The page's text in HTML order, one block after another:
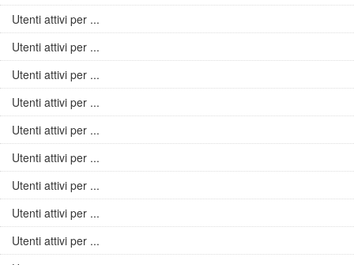
Utenti attivi per ...
Utenti attivi per ...
Utenti attivi per ...
Utenti attivi per ...
Utenti attivi per ...
Utenti attivi per ...
Utenti attivi per ...
Utenti attivi per ...
Utenti attivi per ...